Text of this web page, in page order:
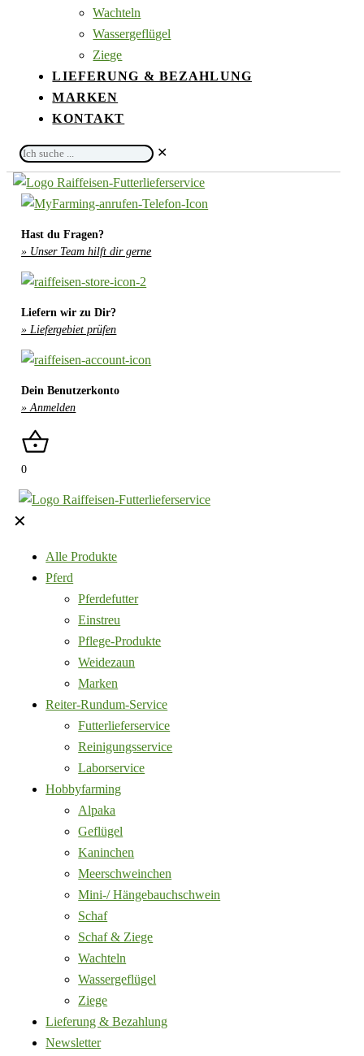
Wachteln
Wassergeflügel
Ziege
LIEFERUNG & BEZAHLUNG
MARKEN
KONTAKT
Ich
suche
...
✕
Hast du Fragen?
» Unser Team hilft dir gerne
Liefern wir zu Dir?
» Liefergebiet prüfen
Dein Benutzerkonto
» Anmelden
0
✕
Alle Produkte
Pferd
Pferdefutter
Einstreu
Pflege-Produkte
Weidezaun
Marken
Reiter-Rundum-Service
Futterlieferservice
Reinigungsservice
Laborservice
Hobbyfarming
Alpaka
Geflügel
Kaninchen
Meerschweinchen
Mini-/ Hängebauchschwein
Schaf
Schaf & Ziege
Wachteln
Wassergeflügel
Ziege
Lieferung & Bezahlung
Newsletter